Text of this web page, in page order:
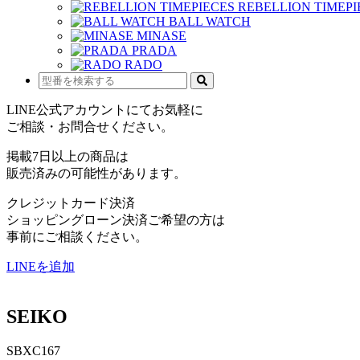
REBELLION
BALL WATCH
MINASE
PRADA
RADO
LINE公式アカウントにてお気軽に
ご相談・お問合せください。
掲載7日以上の商品は
販売済みの可能性があります。
クレジットカード決済
ショッピングローン決済ご希望の方は
事前にご相談ください。
LINEを追加
SEIKO
SBXC167